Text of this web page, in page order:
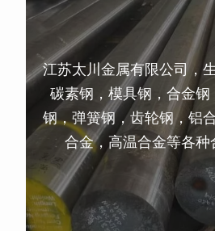
江苏太川金属有限公司，
碳素钢，模具钢，合金
钢，弹簧钢，齿轮钢，铝
合金，高温合金等各种